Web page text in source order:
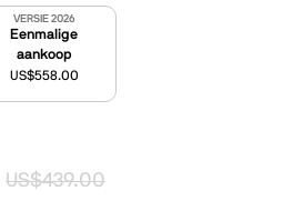
VERSIE 2026
Eenmalige
aankoop
US$558.00
US$439.00